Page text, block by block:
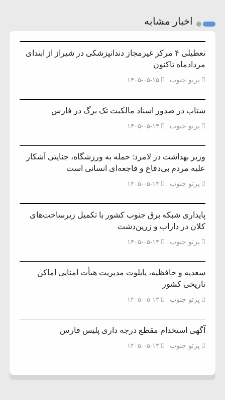
اخبار مشابه
تعطیلی ۴ مرکز غیرمجاز دندانپزشکی در شیراز از ابتدای
مردادماه تاکنون
پرتو جنوب ۱۴۰۵-۰۵-۱۵
شتاب در صدور اسناد مالکیت تک برگ در فارس
پرتو جنوب ۱۴۰۵-۰۵-۱۴
وزیر بهداشت در لامرد: حمله به ورزشگاه، جنایتی آشکار
علیه مردم بی‌دفاع و فاجعه‌ای انسانی است
پرتو جنوب ۱۴۰۵-۰۵-۱۴
پایداری شبکه برق جنوب کشور با تکمیل زیرساخت‌های
کلان در داراب و زرین‌دشت
پرتو جنوب ۱۴۰۵-۰۵-۱۴
سعدیه و حافظیه، پایلوت مدیریت هیأت امنایی اماکن
تاریخی کشور
پرتو جنوب ۱۴۰۵-۰۵-۱۳
آگهی استخدام مقطع درجه داری پلیس فارس
پرتو جنوب ۱۴۰۵-۰۵-۱۳